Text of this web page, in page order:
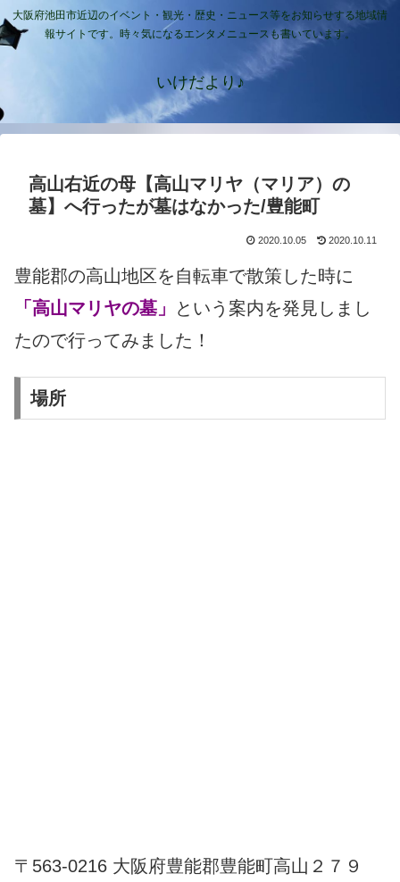
大阪府池田市近辺のイベント・観光・歴史・ニュース等をお知らせする地域情
報サイトです。時々気になるエンタメニュースも書いています。
いけだより♪
高山右近の母【高山マリヤ（マリア）の
墓】へ行ったが墓はなかった/豊能町
2020.10.05 2020.10.11
豊能郡の高山地区を自転車で散策した時に
「高山マリヤの墓」
という案内を発見しまし
たので行ってみました！
場所
〒563-0216 大阪府豊能郡豊能町高山２７９